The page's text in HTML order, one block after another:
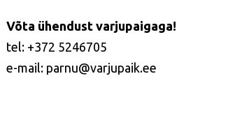
Võta ühendust varjupaigaga!
tel: +372 5246705
e-mail: parnu@varjupaik.ee